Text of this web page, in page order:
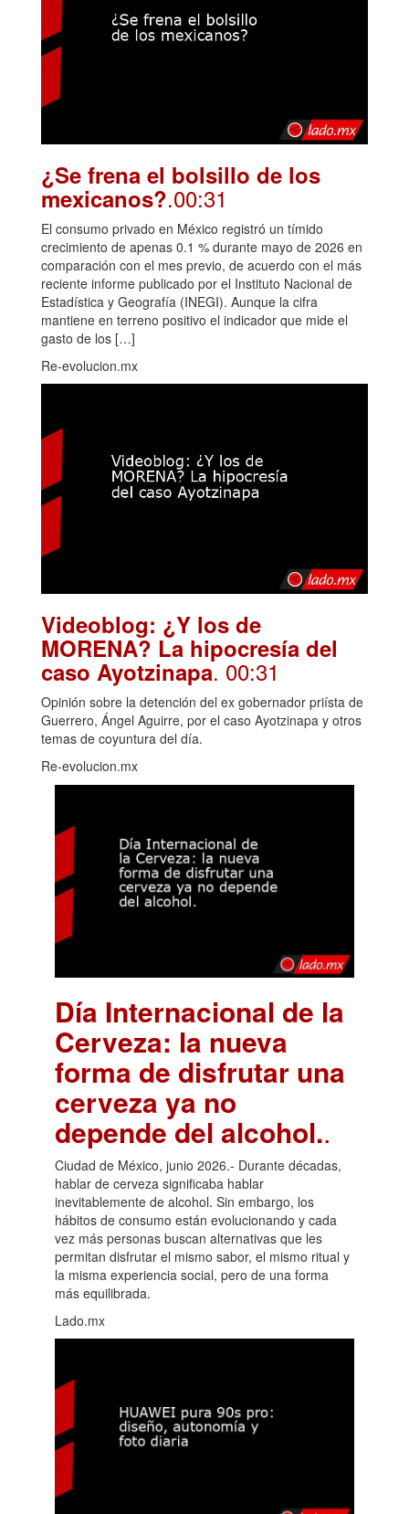
¿Se frena el bolsillo de los
mexicanos?.00:31
El consumo privado en México registró un tímido
crecimiento de apenas 0.1 % durante mayo de 2026 en
comparación con el mes previo, de acuerdo con el más
reciente informe publicado por el Instituto Nacional de
Estadística y Geografía (INEGI). Aunque la cifra
mantiene en terreno positivo el indicador que mide el
gasto de los […]
Re-evolucion.mx
Videoblog: ¿Y los de
MORENA? La hipocresía del
caso Ayotzinapa. 00:31
Opinión sobre la detención del ex gobernador priísta de
Guerrero, Ángel Aguirre, por el caso Ayotzinapa y otros
temas de coyuntura del día.
Re-evolucion.mx
Día Internacional de la
Cerveza: la nueva
forma de disfrutar una
cerveza ya no
depende del alcohol..
Ciudad de México, junio 2026.- Durante décadas,
hablar de cerveza significaba hablar
inevitablemente de alcohol. Sin embargo, los
hábitos de consumo están evolucionando y cada
vez más personas buscan alternativas que les
permitan disfrutar el mismo sabor, el mismo ritual y
la misma experiencia social, pero de una forma
más equilibrada.
Lado.mx